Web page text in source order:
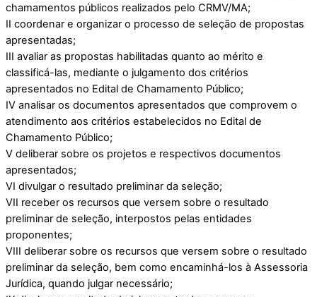
chamamentos públicos realizados pelo CRMV/MA;
II coordenar e organizar o processo de seleção de propostas
apresentadas;
III avaliar as propostas habilitadas quanto ao mérito e
classificá-las, mediante o julgamento dos critérios
apresentados no Edital de Chamamento Público;
IV analisar os documentos apresentados que comprovem o
atendimento aos critérios estabelecidos no Edital de
Chamamento Público;
V deliberar sobre os projetos e respectivos documentos
apresentados;
VI divulgar o resultado preliminar da seleção;
VII receber os recursos que versem sobre o resultado
preliminar de seleção, interpostos pelas entidades
proponentes;
VIII deliberar sobre os recursos que versem sobre o resultado
preliminar da seleção, bem como encaminhá-los à Assessoria
Jurídica, quando julgar necessário;